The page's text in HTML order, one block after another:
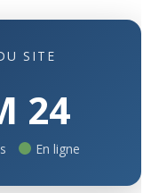
SITE
24
En ligne